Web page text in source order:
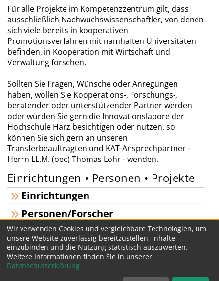
Für alle Projekte im Kompetenzzentrum gilt, dass
ausschließlich Nachwuchswissenschaftler, von denen
sich viele bereits in kooperativen
Promotionsverfahren mit namhaften Universitäten
befinden, in Kooperation mit Wirtschaft und
Verwaltung forschen.
Sollten Sie Fragen, Wünsche oder Anregungen
haben, wollen Sie Kooperations-, Forschungs-,
beratender oder unterstützender Partner werden
oder würden Sie gern die Innovationslabore der
Hochschule Harz besichtigen oder nutzen, so
können Sie sich gern an unseren
Transferbeauftragten und KAT-Ansprechpartner -
Herrn LL.M. (oec) Thomas Lohr - wenden.
Einrichtungen • Personen • Projekte
Einrichtungen
Personen/Forscher
Projekte
« Kompetenznetzwerke
Wir verwenden Cookies und vergleichbare Technologien, um
unsere Website zuverlässig bereitzustellen, Inhalte
einzubinden und die Nutzung statistisch auszuwerten.
Weitere Informationen finden Sie in unserer.
Datenschutzerklärung